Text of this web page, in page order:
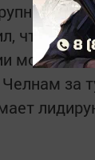
что
за